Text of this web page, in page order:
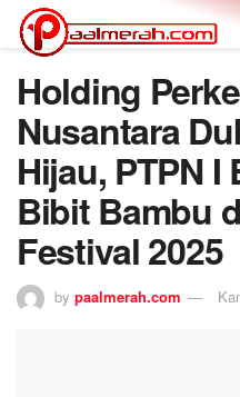
Holding
Nusantara
Hijau, PTPN I
Bibit Bambu
Festival 2025
by paalmerah.com